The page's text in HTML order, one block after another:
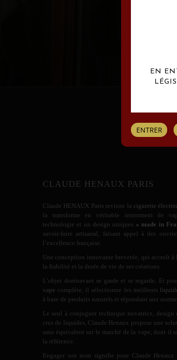
CLAUDE HENAUX PARIS
Claude HENAUX Paris revisite la cigarette
la transforme en véritable instrument de
technologie et un design uniques « made in
savoir-faire artisanal, faisant appel à des
l’excellence française.
Une conception innovante brevetée, qui accroît à
la fiabilité et la durée de vie de ses créations.
L’objet dorénavant se garde et se regarde. Et
vape complète, il sélectionne les meilleurs
à base de produits naturels et répondant aux
Le seul à conjuguer technique novatrice, design
crus de liquides, Claude Henaux propose une
sans équivalent sur le marché de la vape, dont il
la référence.
Engager son nom signifie pour Claude Henaux
EN
ENTRER